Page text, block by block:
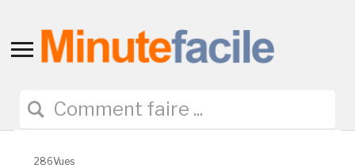
Toggle
navigation
286Vues